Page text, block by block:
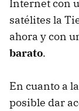
Internet con
satélites la
ahora y con
barato.
En cuanto a
posible dar